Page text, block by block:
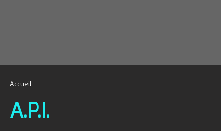
Accueil
A.P.I.